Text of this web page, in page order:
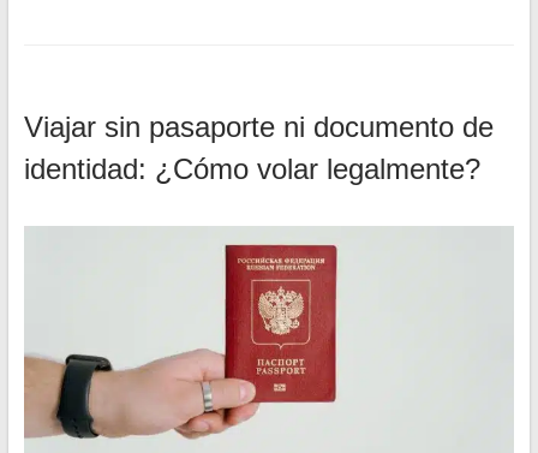
Viajar sin pasaporte ni documento de
identidad: ¿Cómo volar legalmente?